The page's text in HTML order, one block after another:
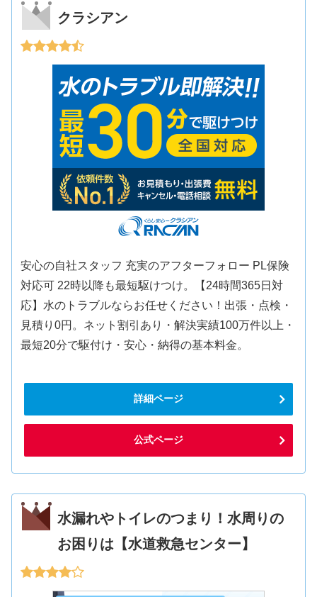
クラシアン
安心の自社スタッフ 充実のアフターフォロー PL保険
対応可 22時以降も最短駆けつけ。【24時間365日対
応】水のトラブルならお任せください！出張・点検・
見積り0円。ネット割引あり・解決実績100万件以上・
最短20分で駆付け・安心・納得の基本料金。
詳細ページ
公式ページ
水漏れやトイレのつまり！水周りの
お困りは【水道救急センター】